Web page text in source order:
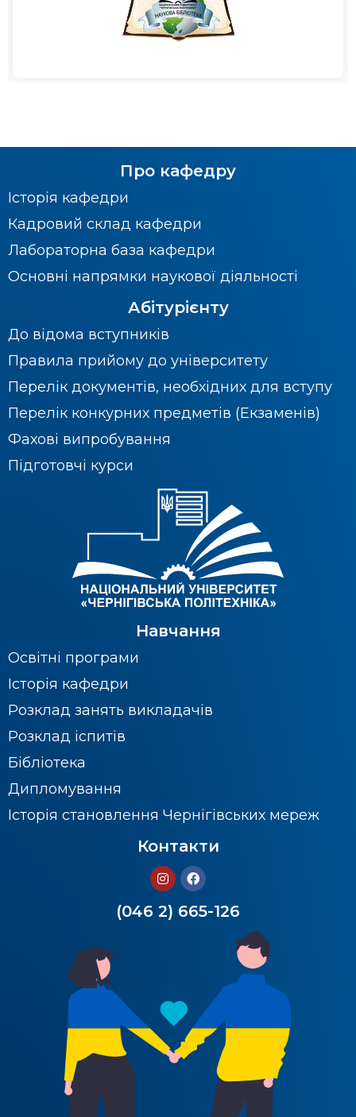
Про кафедру
Історія кафедри
Кадровий склад кафедри
Лабораторна база кафедри
Основні напрямки наукової діяльності
Абітурієнту
До відома вступників
Правила прийому до університету
Перелік документів, необхідних для вступу
Перелік конкурних предметів (Екзаменів)
Фахові випробування
Підготовчі курси
Навчання
Освітні програми
Історія кафедри
Розклад занять викладачів
Розклад іспитів
Бібліотека
Дипломування
Історія становлення Чернігівських мереж
Контакти
(046 2) 665-126